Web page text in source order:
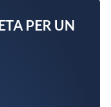
PER UN